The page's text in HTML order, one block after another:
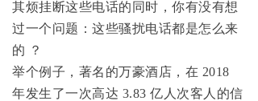
其烦挂断这些电话的同时，你有没有想
过一个问题： 这些骚扰电话都是怎么来
的 ？
举个例子，著名的万豪酒店，在 2018
年发生了一次高达 3.83 亿人次客人的信